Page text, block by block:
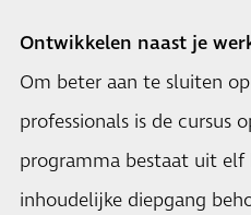
Ontwikkelen naast je
Om beter aan te sluiten
professionals is de cursus
programma bestaat uit
inhoudelijke diepgang